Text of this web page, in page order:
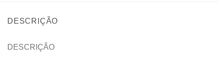
DESCRIÇÃO
DESCRIÇÃO